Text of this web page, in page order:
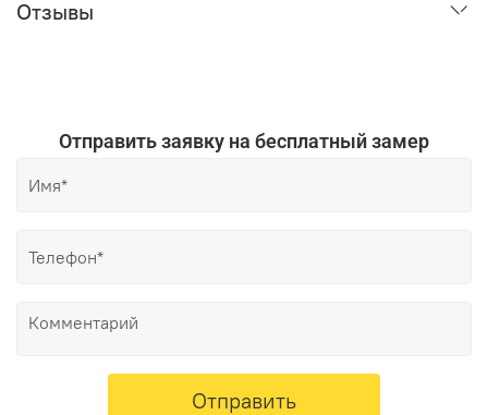
Отзывы
Отправить заявку на бесплатный замер
Отправить